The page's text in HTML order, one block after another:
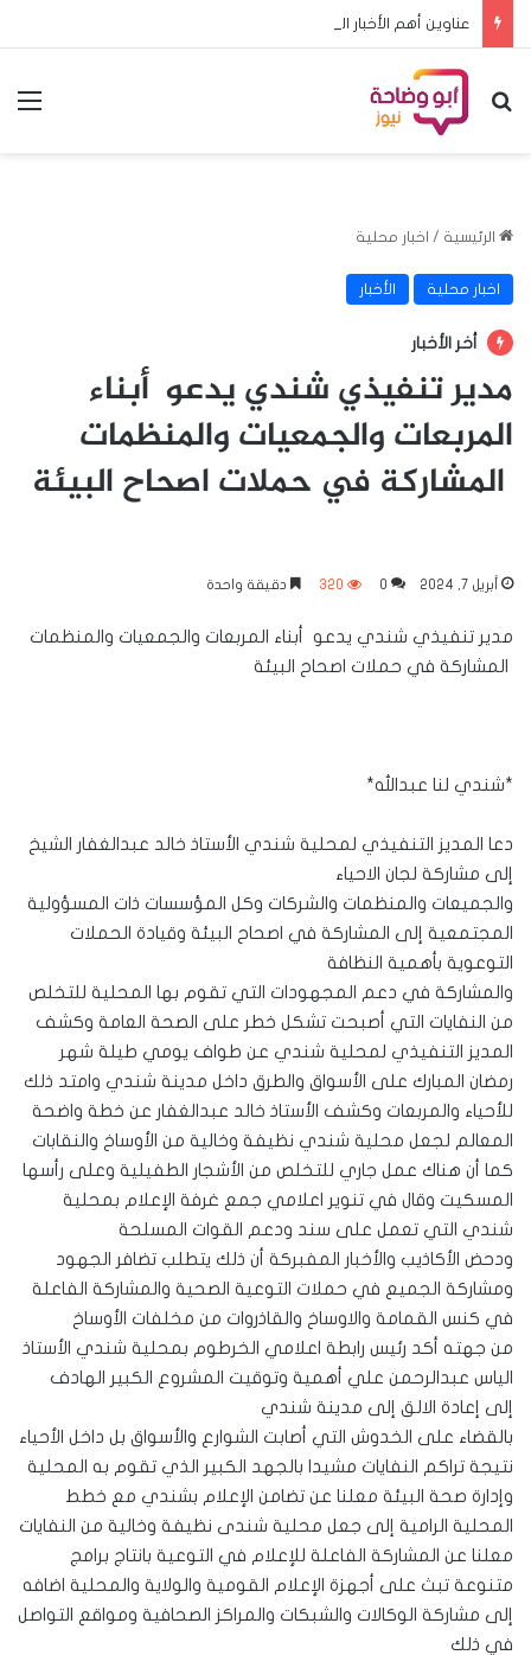
عناوين أهم الأخبار اليوم السبت ٨ اغسطس ٢٠٢٦م
بحث عن
الرئيسية / اخبار محلية
اخبار محلية الأخبار
أخر الأخبار
مدير تنفيذي شندي يدعو أبناء
المربعات والجمعيات والمنظمات
المشاركة في حملات اصحاح البيئة
أبريل 7, 2024 0
320 دقيقة واحدة
مدير تنفيذي شندي يدعو أبناء المربعات والجمعيات والمنظمات
المشاركة في حملات اصحاح البيئة
*شندي لنا عبدالله*
دعا المديز التنفيذي لمحلية شندي الأستاذ خالد عبدالغفار الشيخ
إلى مشاركة لجان الاحياء
والجميعات والمنظمات والشركات وكل المؤسسات ذات المسؤولية
المجتمعية إلى المشاركة في اصحاح البيئة وقيادة الحملات
التوعوية بأهمية النظافة
والمشاركة في دعم المجهودات التي تقوم بها المحلية للتخلص
من النفايات التي أصبحت تشكل خطر على الصحة العامة وكشف
المديز التنفيذي لمحلية شندي عن طواف يومي طيلة شهر
رمضان المبارك على الأسواق والطرق داخل مدينة شندي وامتد ذلك
للأحياء والمربعات وكشف الأستاذ خالد عبدالغفار عن خطة واضحة
المعالم لجعل محلية شندي نظيفة وخالية من الأوساخ والنقابات
كما أن هناك عمل جاري للتخلص من الأشجار الطفيلية وعلى رأسها
المسكيت وقال في تنوير اعلامي جمع غرفة الإعلام بمحلية
شندي التي تعمل على سند ودعم القوات المسلحة
ودحض الأكاذيب والأخبار المفبركة أن ذلك يتطلب تضافر الجهود
ومشاركة الجميع في حملات التوعية الصحية والمشاركة الفاعلة
في كنس القمامة والاوساخ والقاذروات من مخلفات الأوساخ
من جهته أكد رئيس رابطة اعلامي الخرطوم بمحلية شندي الأستاذ
الياس عبدالرحمن علي أهمية وتوقيت المشروع الكبير الهادف
إلى إعادة الالق إلى مدينة شندي
بالقضاء على الخدوش التي أصابت الشوارع والأسواق بل داخل الأحياء
نتيجة تراكم النفايات مشيدا بالجهد الكبير الذي تقوم به المحلية
وإدارة صحة البيئة معلنا عن تضامن الإعلام بشندي مع خطط
المحلية الرامية إلى جعل محلية شندى نظيفة وخالية من النفايات
معلنا عن المشاركة الفاعلة للإعلام في التوعية بانتاج برامج
متنوعة تبث على أجهزة الإعلام القومية والولاية والمحلية اضافه
إلى مشاركة الوكالات والشبكات والمراكز الصحافية ومواقع التواصل
في ذلك